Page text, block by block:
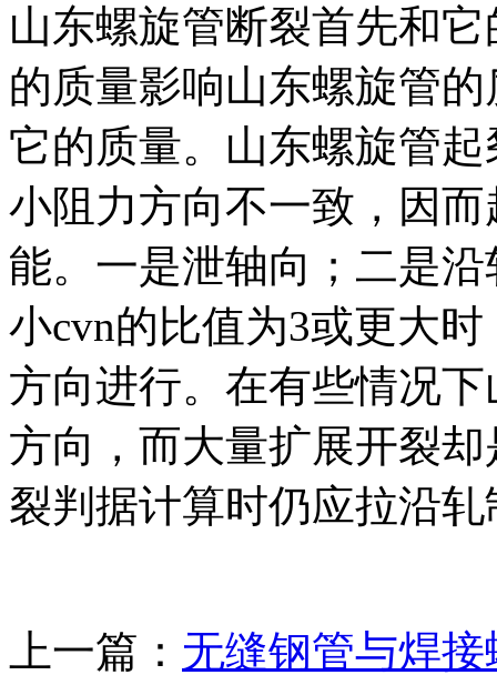
山东螺旋管断裂首先和
的质量影响山东螺旋管
它的质量。山东螺旋管
小阻力方向不一致，因
能。一是泄轴向；二是
小cvn的比值为3或更大
方向进行。在有些情况
方向，而大量扩展开裂
裂判据计算时仍应拉沿
上一篇： 无缝钢管与焊